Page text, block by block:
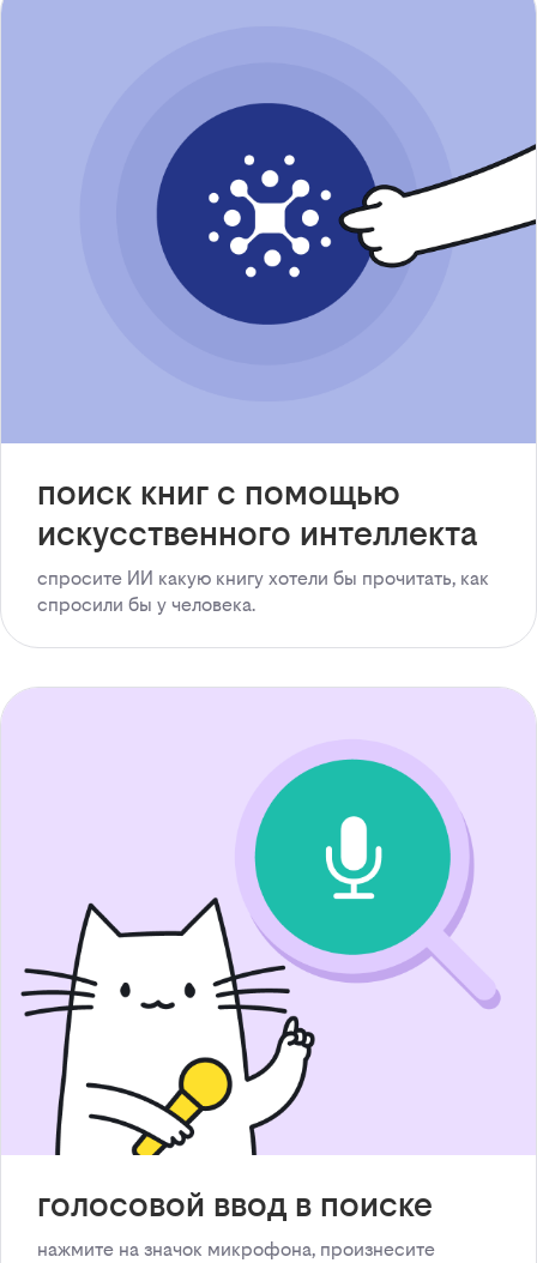
поиск книг с помощью
искусственного интеллекта
спросите ИИ какую книгу хотели бы прочитать, как
спросили бы у человека.
голосовой ввод в поиске
нажмите на значок микрофона, произнесите